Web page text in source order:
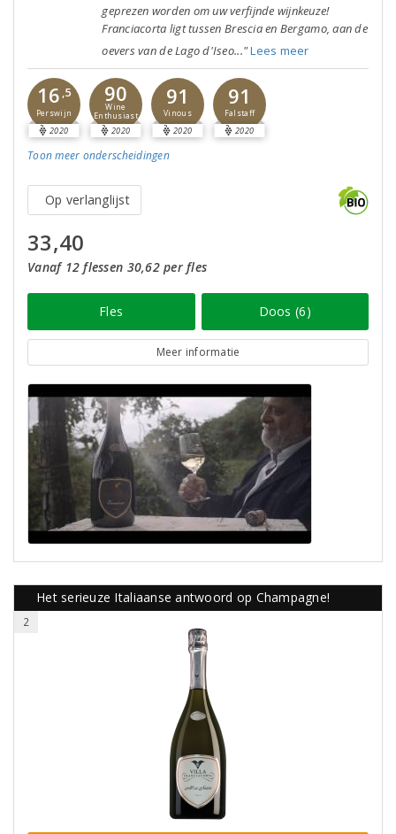
geprezen worden om uw verfijnde wijnkeuze!
Franciacorta ligt tussen Brescia en Bergamo, aan de
oevers van de Lago d'Iseo..."Lees meer
16 ,5
Perswijn
2020
90
Wine
Enthusiast
2020
91
Vinous
2020
91
Falstaff
2020
Toon meer onderscheidingen
Op verlanglijst
33,40
Vanaf 12 flessen 30,62 per fles
Fles Doos (6)
Meer informatie
Het serieuze Italiaanse antwoord op Champagne!
2